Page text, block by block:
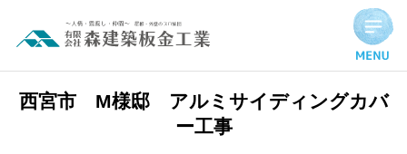
西宮市 M様邸 アルミサイディングカバー工事 | 施工完了実
西宮市 M様邸 アルミサイディングカバ
ー工事